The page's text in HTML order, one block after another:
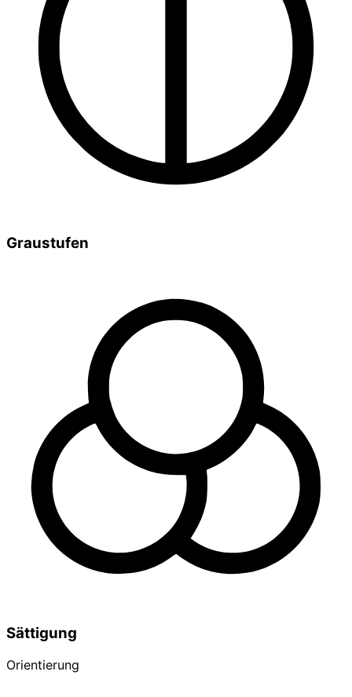
Graustufen
Sättigung
Orientierung